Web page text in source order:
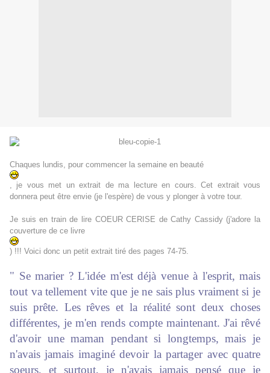
Chaques lundis, pour commencer la semaine en beauté
, je vous met un extrait de ma lecture en cours. Cet extrait vous
donnera peut être envie (je l'espère) de vous y plonger à votre tour.
Je suis en train de lire COEUR CERISE de Cathy Cassidy (j'adore la
couverture de ce livre
) !!! Voici donc un petit extrait tiré des pages 74-75.
" Se marier ? L'idée m'est déjà venue à l'esprit, mais
tout va tellement vite que je ne sais plus vraiment si je
suis prête. Les rêves et la réalité sont deux choses
différentes, je m'en rends compte maintenant. J'ai rêvé
d'avoir une maman pendant si longtemps, mais je
n'avais jamais imaginé devoir la partager avec quatre
soeurs, et surtout, je n'avais jamais pensé que je